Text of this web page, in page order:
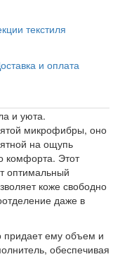
текстиля
и оплата
и уюта.
микрофибры, оно
на ощупь
комфорта. Этот
оптимальный
коже свободно
даже в
придает ему объем и
обеспечивая